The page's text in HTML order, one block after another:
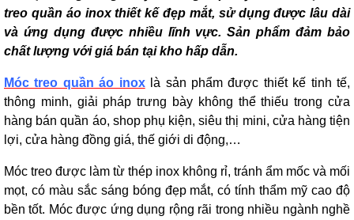
treo quần áo inox thiết kế đẹp mắt, sử dụng được lâu dài
và ứng dụng được nhiều lĩnh vực. Sản phẩmđảm bảo
chất lượng với giá bán tại kho hấp dẫn.
Móc treo quần áo inox
là sản phẩm được thiết kế tinh tế,
thông minh, giải pháp trưng bày không thể thiếu trong cửa
hàng bán quần áo, shop phụ kiện, siêu thị mini, cửa hàng tiện
lợi, cửa hàng đồng giá, thế giới di động,…
Móc treo được làm từ thép inox không rỉ, tránh ẩm mốc và mối
mọt, có màu sắc sáng bóng đẹp mắt, có tính thẩm mỹ cao độ
bền tốt. Móc được ứng dụng rộng rãi trong nhiều ngành nghề